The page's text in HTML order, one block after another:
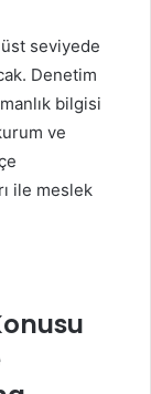
seviyede
Denetim
bilgisi
ve
ile meslek